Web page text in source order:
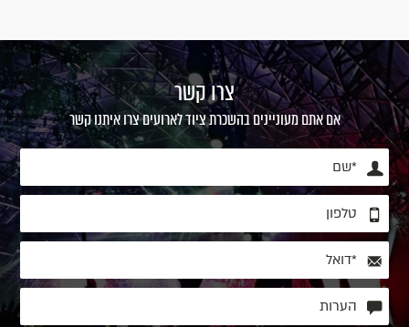
צרו קשר
אם אתם מעוניינים בהשכרת ציוד לארועים צרו איתנו קשר